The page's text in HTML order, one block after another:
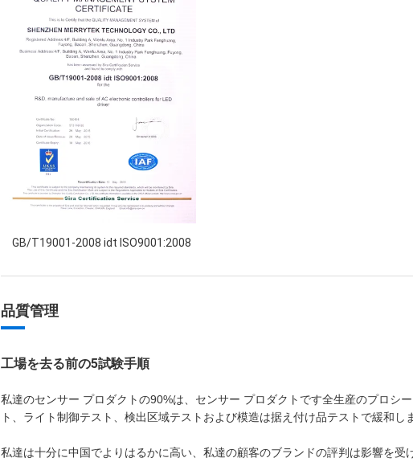
GB/T19001-2008 idt ISO9001:2008
品質管理
工場を去る前の5試験手順
私達のセンサー プロダクトの90%は、センサー プロダクトです全生産のプロシ
ト、ライト制御テスト、検出区域テストおよび模造は据え付け品テストで緩和し
私達は十分に中国でよりはるかに高い、私達の顧客のブランドの評判は影響を